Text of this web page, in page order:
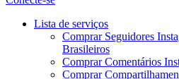
Menu
Lista de serviços
Comprar Seguidores
Brasileiros
Comprar Comentários
Comprar